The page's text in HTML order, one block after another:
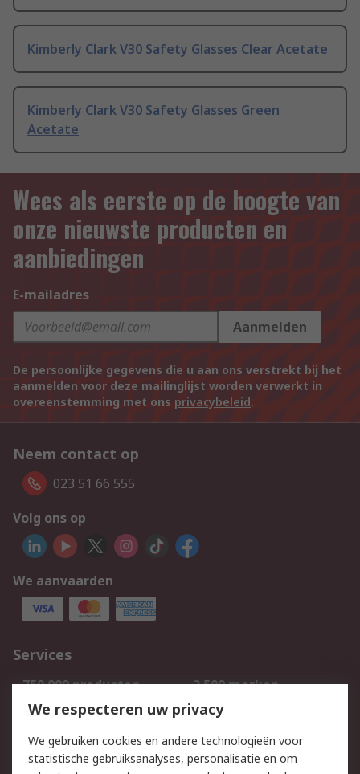
Kimberly Clark V30 Safety Glasses Clear Acetate
Kimberly Clark V30 Safety Glasses Green
Acetate
Wees als eerste op de hoogte van
onze nieuwste producten en
aanbiedingen
E-mailadres
Aanmelden
De persoonlijke gegevens die u aan ons verstrekt bij het
aanmelden voor deze mailinglijst worden verwerkt in
overeenstemming met ons privacybeleid.
Neem contact op
023 51 66 555
Volg ons op
We aanvaarden
Services
750.000 producten
2.500 merken
Bestellen
Inkoopoplossingen
Track & Trace
We respecteren uw privacy
We gebruiken cookies en andere technologieën voor
statistische gebruiksanalyses, personalisatie en om